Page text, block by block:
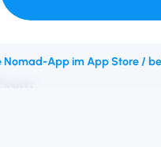
uns
Nomad-App im App Store /